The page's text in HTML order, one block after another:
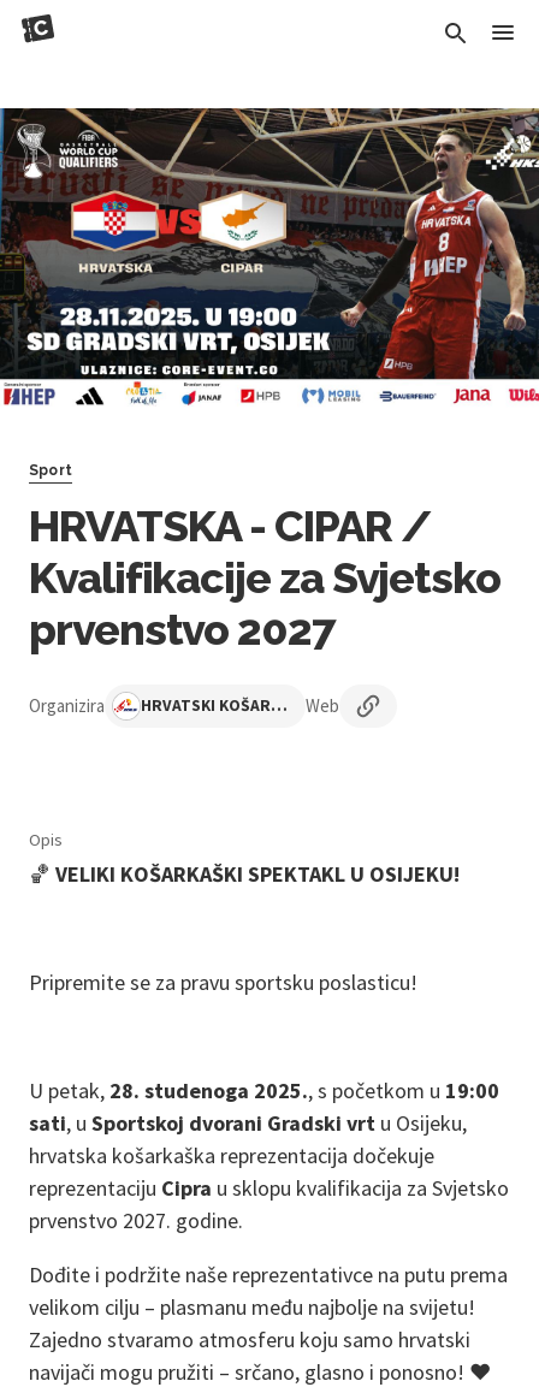
Sport
HRVATSKA - CIPAR /
Kvalifikacije za Svjetsko
prvenstvo 2027
Organizira HRVATSKI KOŠARKAŠKI SAVEZ Web
Opis
🏀 VELIKI KOŠARKAŠKI SPEKTAKL U OSIJEKU!
Pripremite se za pravu sportsku poslasticu!
U petak, 28. studenoga 2025., s početkom u 19:00
sati, u Sportskoj dvorani Gradski vrt u Osijeku,
hrvatska košarkaška reprezentacija dočekuje
reprezentaciju Cipra u sklopu kvalifikacija za Svjetsko
prvenstvo 2027. godine.
Dođite i podržite naše reprezentativce na putu prema
velikom cilju – plasmanu među najbolje na svijetu!
Zajedno stvaramo atmosferu koju samo hrvatski
navijači mogu pružiti – srčano, glasno i ponosno! ❤️